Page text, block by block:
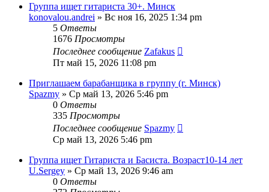
Группа ищет гитариста 30+. Минск
konovalou.andrei » Вс ноя 16, 2025 1:34 pm
5 Ответы
1676 Просмотры
Последнее сообщение Zafakus
Пт май 15, 2026 11:08 pm
Приглашаем барабанщика в группу (г. Минск)
Spazmy » Ср май 13, 2026 5:46 pm
0 Ответы
335 Просмотры
Последнее сообщение Spazmy
Ср май 13, 2026 5:46 pm
Группа ищет Гитариста и Басиста. Возраст10-14 лет
U.Sergey » Ср май 13, 2026 9:46 am
0 Ответы